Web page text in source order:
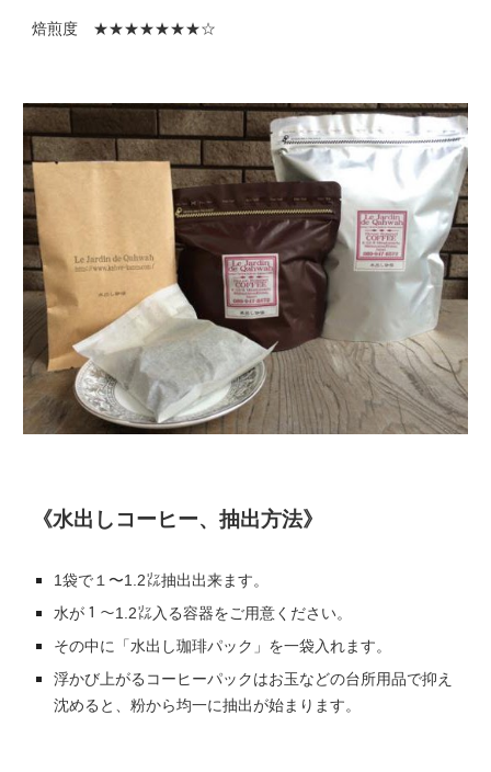
焙煎度 ★★★★★★★☆
《水出しコーヒー、抽出方法》
1袋で１〜1.2㍑抽出出来ます。
水が １〜1.2㍑入る容器をご用意ください。
その中に「水出し珈琲パック」を一袋入れます。
浮かび上がるコーヒーパックはお玉などの台所用品で抑え
沈めると、粉から均一に抽出が始まります。